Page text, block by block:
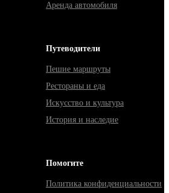
Аренда автомобиля
Путеводители
Пешие маршруты
Рестораны и еда
Искусство и культура
История и наследие
Помогите
Политика конфиденциальности